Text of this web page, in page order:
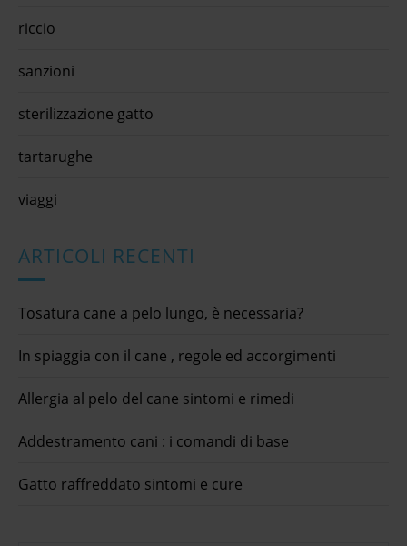
riccio
sanzioni
sterilizzazione gatto
tartarughe
viaggi
ARTICOLI RECENTI
Tosatura cane a pelo lungo, è necessaria?
In spiaggia con il cane , regole ed accorgimenti
Allergia al pelo del cane sintomi e rimedi
Addestramento cani : i comandi di base
Gatto raffreddato sintomi e cure